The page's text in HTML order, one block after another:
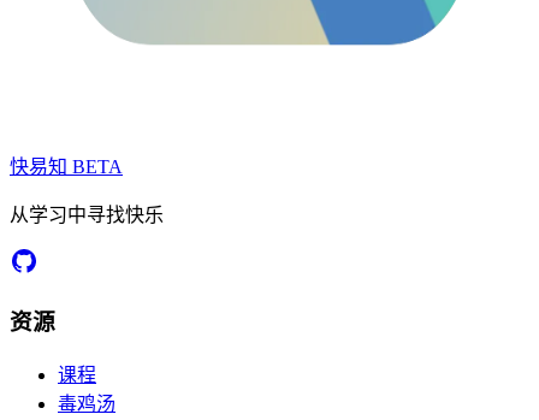
快易知 BETA
从学习中寻找快乐
资源
课程
毒鸡汤